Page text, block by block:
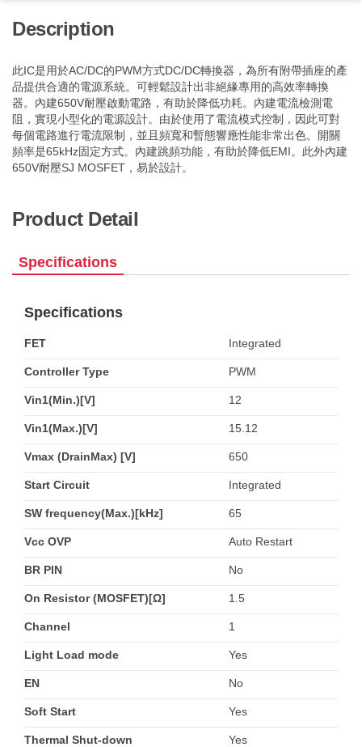
Description
此IC是用於AC/DC的PWM方式DC/DC轉換器，為所有附帶插座的產
品提供合適的電源系統。可輕鬆設計出非絕緣專用的高效率轉換
器。內建650V耐壓啟動電路，有助於降低功耗。內建電流檢測電
阻，實現小型化的電源設計。由於使用了電流模式控制，因此可對
每個電路進行電流限制，並且頻寬和暫態響應性能非常出色。開關
頻率是65kHz固定方式。內建跳頻功能，有助於降低EMI。此外內建
650V耐壓SJ MOSFET，易於設計。
Product Detail
Specifications
Specifications
FET Integrated
Controller Type PWM
Vin1(Min.)[V] 12
Vin1(Max.)[V] 15.12
Vmax (DrainMax) [V] 650
Start Circuit Integrated
SW frequency(Max.)[kHz] 65
Vcc OVP Auto Restart
BR PIN No
On Resistor (MOSFET)[Ω] 1.5
Channel 1
Light Load mode Yes
EN No
Soft Start Yes
Thermal Shut-down Yes